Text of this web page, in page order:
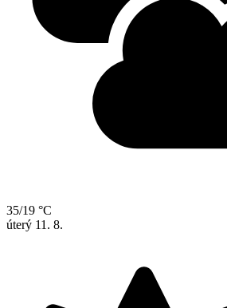
35/19 °C
úterý 11. 8.